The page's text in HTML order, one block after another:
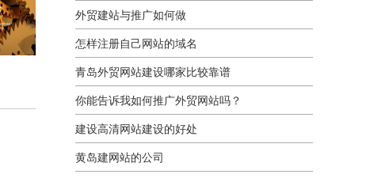
外贸建站与推广如何做
怎样注册自己网站的域名
青岛外贸网站建设哪家比较靠谱
你能告诉我如何推广外贸网站吗？
建设高清网站建设的好处
黄岛建网站的公司